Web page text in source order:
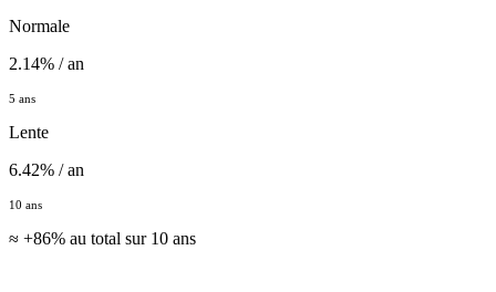
Normale
2.14% / an
5 ans
Lente
6.42% / an
10 ans
≈ +86% au total sur 10 ans